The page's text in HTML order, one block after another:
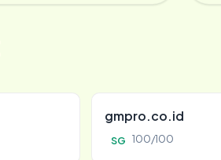
gmpro.co.id
SG 100/100